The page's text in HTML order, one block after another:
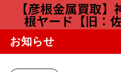
【彦根金属買取
根ヤード【旧：
お知らせ